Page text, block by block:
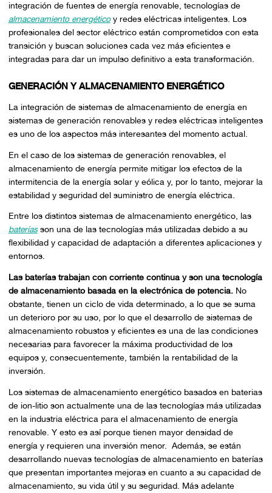
integración de fuentes de energía renovable, tecnologías de
almacenamiento energéticoy redes eléctricas inteligentes. Los
profesionales del sector eléctrico están comprometidos con esta
transición y buscan soluciones cada vez más eficientes e
integradas para dar un impulso definitivo a esta transformación.
GENERACIÓN Y ALMACENAMIENTO ENERGÉTICO
La integración de sistemas de almacenamiento de energía en
sistemas de generación renovables y redes eléctricas inteligentes
es uno de los aspectos más interesantes del momento actual.
En el caso de los sistemas de generación renovables, el
almacenamiento de energía permite mitigar los efectos de la
intermitencia de la energía solar y eólica y, por lo tanto, mejorar la
estabilidad y seguridad del suministro de energía eléctrica.
Entre los distintos sistemas de almacenamiento energético, las
bateríasson una de las tecnologías más utilizadas debido a su
flexibilidad y capacidad de adaptación a diferentes aplicaciones y
entornos.
Las baterías trabajan con corriente continua y son una tecnología
de almacenamiento basada en la electrónica de potencia.No
obstante, tienen un ciclo de vida determinado, a lo que se suma
un deterioro por su uso, por lo que el desarrollo de sistemas de
almacenamiento robustos y eficientes es una de las condiciones
necesarias para favorecer la máxima productividad de los
equipos y, consecuentemente, también la rentabilidad de la
inversión.
Los sistemas de almacenamiento energético basados en baterias
de ion-litio son actualmente una de las tecnologías más utilizadas
en la industria eléctrica para el almacenamiento de energía
renovable. Y esto es así porque tienen mayor densidad de
energía y requieren una inversión menor. Además, se están
desarrollando nuevas tecnologías de almacenamiento en baterías
que presentan importantes mejoras en cuanto a su capacidad de
almacenamiento, su vida útil y su seguridad. Más adelante